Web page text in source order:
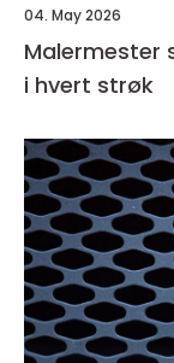
04. May 2026
Malermester
i hvert strøk